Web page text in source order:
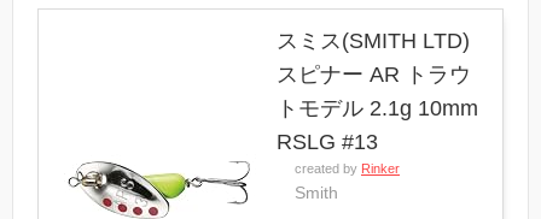
スミス(SMITH LTD)
スピナー AR トラウ
トモデル 2.1g 10mm
RSLG #13
created by Rinker
Smith